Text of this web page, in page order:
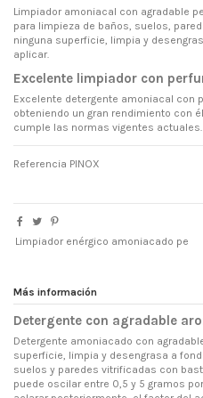
Limpiador amoniacal con agradable
para limpieza de baños, suelos,
ninguna superficie, limpia y
aplicar.
Excelente limpiador con
Excelente detergente amoniacal con
obteniendo un gran rendimiento con
cumple las normas vigentes actuales.
Referencia PINOX
Limpiador enérgico amoniacado pe
Más información
Detergente con agradable
Detergente amoniacado con
superficie, limpia y desengrasa a
suelos y paredes vitrificadas con
puede oscilar entre 0,5 y 5 gramos